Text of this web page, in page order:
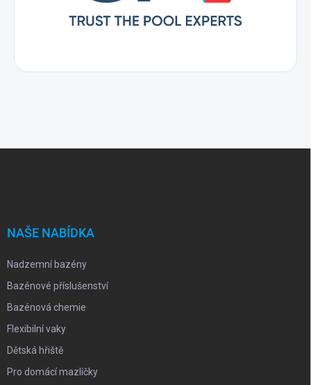
NAŠE NABÍDKA
Nadzemní bazény
Bazénové příslušenství
Bazénová chemie
Flexibilní vaky
Dětská hřiště
Pro domácí mazlíčky